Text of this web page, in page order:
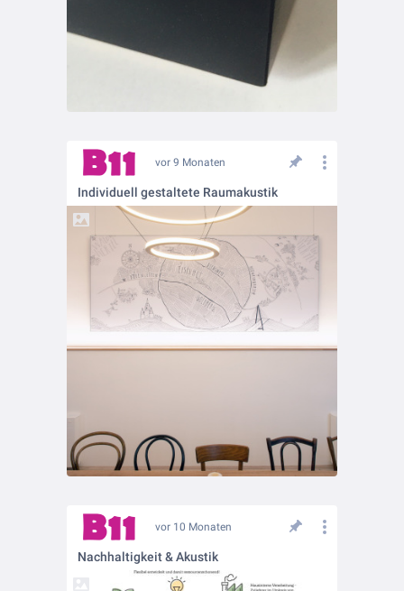
vor 9 Monaten
Individuell gestaltete Raumakustik
vor 10 Monaten
Nachhaltigkeit & Akustik